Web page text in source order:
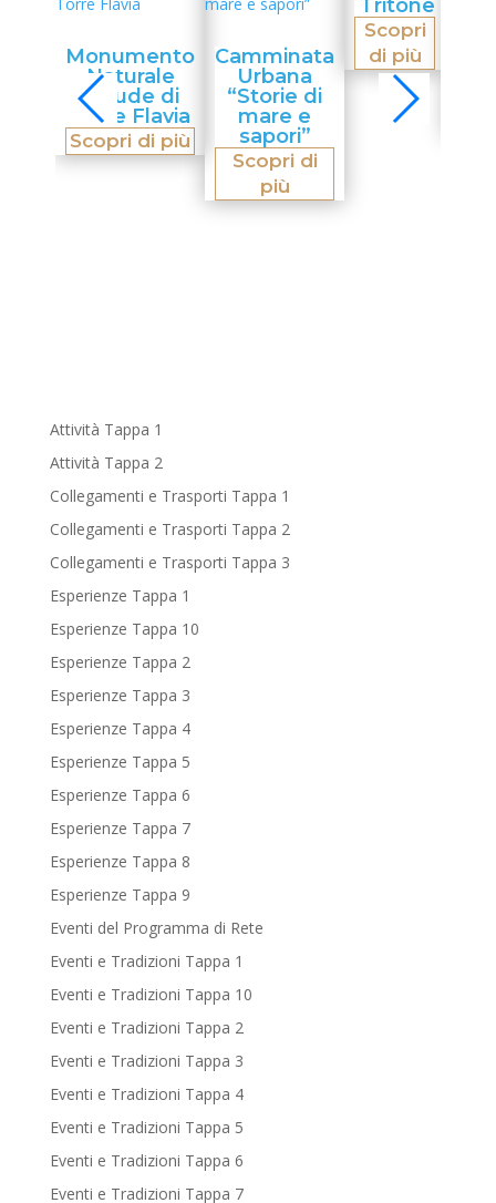
Monumento
Naturale
Palude di
Torre Flavia
Scopri di più
Camminata
Urbana
“Storie di
mare e
sapori”
Scopri di
più
Tritone
Scopri
di più
Attività Tappa 1
Attività Tappa 2
Collegamenti e Trasporti Tappa 1
Collegamenti e Trasporti Tappa 2
Collegamenti e Trasporti Tappa 3
Esperienze Tappa 1
Esperienze Tappa 10
Esperienze Tappa 2
Esperienze Tappa 3
Esperienze Tappa 4
Esperienze Tappa 5
Esperienze Tappa 6
Esperienze Tappa 7
Esperienze Tappa 8
Esperienze Tappa 9
Eventi del Programma di Rete
Eventi e Tradizioni Tappa 1
Eventi e Tradizioni Tappa 10
Eventi e Tradizioni Tappa 2
Eventi e Tradizioni Tappa 3
Eventi e Tradizioni Tappa 4
Eventi e Tradizioni Tappa 5
Eventi e Tradizioni Tappa 6
Eventi e Tradizioni Tappa 7